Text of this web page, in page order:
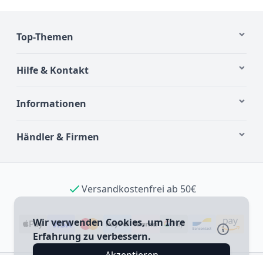
Wir verwenden Cookies, um Ihre
Erfahrung zu verbessern.
Top-Themen
Hilfe & Kontakt
Informationen
Händler & Firmen
Versandkostenfrei ab 50€